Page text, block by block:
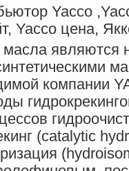
являются
компании
(catalytic